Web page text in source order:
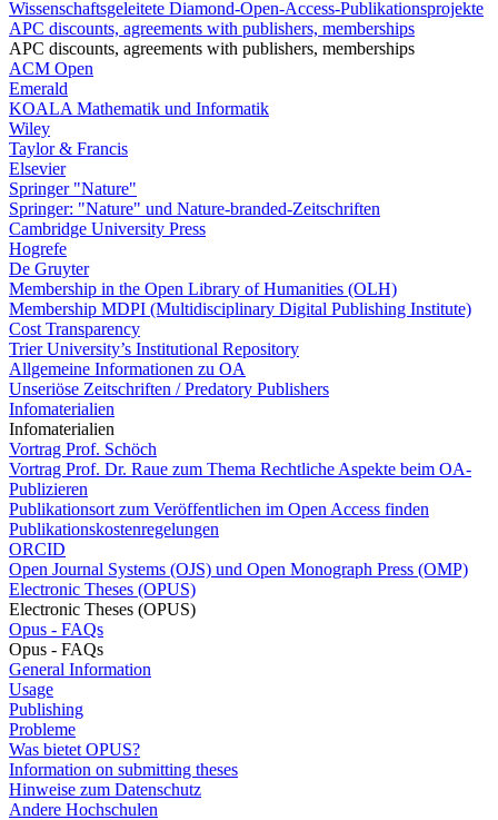
Wissenschaftsgeleitete Diamond-Open-Access-Publikationsprojekte
APC discounts, agreements with publishers, memberships
APC discounts, agreements with publishers, memberships
ACM Open
Emerald
KOALA Mathematik und Informatik
Wiley
Taylor & Francis
Elsevier
Springer "Nature"
Springer: "Nature" und Nature-branded-Zeitschriften
Cambridge University Press
Hogrefe
De Gruyter
Membership in the Open Library of Humanities (OLH)
Membership MDPI (Multidisciplinary Digital Publishing Institute)
Cost Transparency
Trier University’s Institutional Repository
Allgemeine Informationen zu OA
Unseriöse Zeitschriften / Predatory Publishers
Infomaterialien
Infomaterialien
Vortrag Prof. Schöch
Vortrag Prof. Dr. Raue zum Thema Rechtliche Aspekte beim OA-
Publizieren
Publikationsort zum Veröffentlichen im Open Access finden
Publikationskostenregelungen
ORCID
Open Journal Systems (OJS) und Open Monograph Press (OMP)
Electronic Theses (OPUS)
Electronic Theses (OPUS)
Opus - FAQs
Opus - FAQs
General Information
Usage
Publishing
Probleme
Was bietet OPUS?
Information on submitting theses
Hinweise zum Datenschutz
Andere Hochschulen